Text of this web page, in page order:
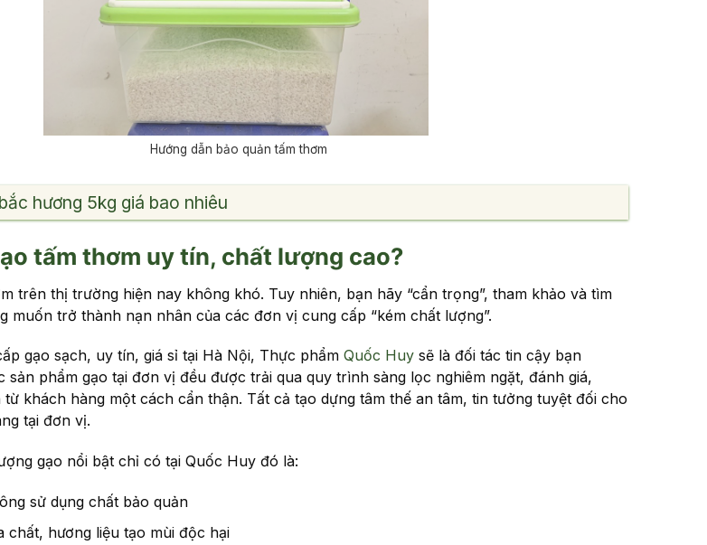
Hướng dẫn bảo quản tấm thơm
hương 5kg giá bao nhiêu
tấm thơm uy tín, chất lượng cao?
trên thị trường hiện nay không khó. Tuy nhiên, bạn hãy “cẩn trọng”, tham khảo và tìm
muốn trở thành nạn nhân của các đơn vị cung cấp “kém chất lượng”.
gạo sạch, uy tín, giá sỉ tại Hà Nội, Thực phẩm Quốc Huysẽ là đối tác tin cậy bạn
sản phẩm gạo tại đơn vị đều được trải qua quy trình sàng lọc nghiêm ngặt, đánh giá,
khách hàng một cách cẩn thận. Tất cả tạo dựng tâm thế an tâm, tin tưởng tuyệt đối cho
tại đơn vị.
gạo nổi bật chỉ có tại Quốc Huy đó là:
sử dụng chất bảo quản
chất, hương liệu tạo mùi độc hại